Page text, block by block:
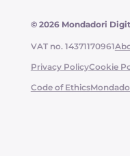
© 2026 Mondadori
VAT no. 14371170961
Privacy PolicyCookie
Code of Ethics